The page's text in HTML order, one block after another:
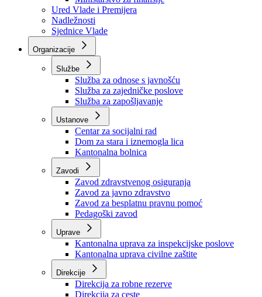
i sport
Ministarstvo za boračka pitanja
Ministarstvo za finansije
Ured Vlade i Premijera
Nadležnosti
Sjednice Vlade
Organizacije
Službe
Služba za odnose s javnošću
Služba za zajedničke poslove
Služba za zapošljavanje
Ustanove
Centar za socijalni rad
Dom za stara i iznemogla lica
Kantonalna bolnica
Zavodi
Zavod zdravstvenog osiguranja
Zavod za javno zdravstvo
Zavod za besplatnu pravnu pomoć
Pedagoški zavod
Kantonalna uprava za inspekcijske poslove
Kantonalna uprava civilne zaštite